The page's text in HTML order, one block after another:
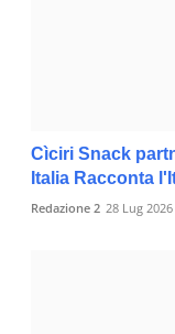
Cìciri Snack
Italia Racconta
Redazione 2 28 Lug